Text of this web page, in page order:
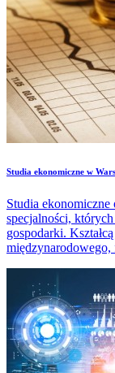
Studia ekonomiczne w
Studia
specjalności,
gospodarki.